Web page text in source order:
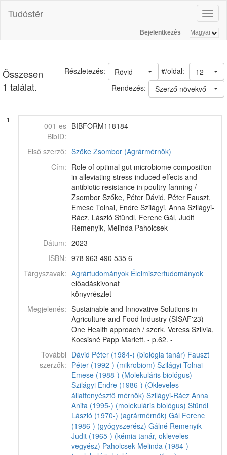
Tudóstér
Bejelentkezés
Összesen
1 találat.
#/oldal: 12
Rövid
Részletezés:
Rendezés:
Szerző növekvő
1.
001-es
BibID:
BIBFORM118184
Első szerző: Szőke Zsombor (Agrármérnök)
Cím: Role of optimal gut microbiome composition
in alleviating stress-induced effects and
antibiotic resistance in poultry farming /
Zsombor Szőke, Péter Dávid, Péter Fauszt,
Emese Tolnai, Endre Szilágyi, Anna Szilágyi-
Rácz, László Stündl, Ferenc Gál, Judit
Remenyik, Melinda Paholcsek
Dátum: 2023
ISBN: 978 963 490 535 6
Tárgyszavak: Agrártudományok Élelmiszertudományok
előadáskivonat
könyvrészlet
Megjelenés: Sustainable and Innovative Solutions in
Agriculture and Food Industry (SISAF'23)
One Health approach / szerk. Veress Szilvia,
Kocsisné Papp Mariett. - p.62. -
További
szerzők:
Dávid Péter (1984-) (biológia tanár) Fauszt
Péter (1992-) (mikrobiom) Szilágyi-Tolnai
Emese (1988-) (Molekuláris biológus)
Szilágyi Endre (1986-) (Okleveles
állattenyésztő mérnök) Szilágyi-Rácz Anna
Anita (1995-) (molekuláris biológus) Stündl
László (1970-) (agrármérnök) Gál Ferenc
(1986-) (gyógyszerész) Gálné Remenyik
Judit (1965-) (kémia tanár, okleveles
vegyész) Paholcsek Melinda (1984-)